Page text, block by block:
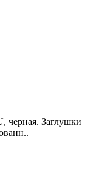
черная. Заглушки